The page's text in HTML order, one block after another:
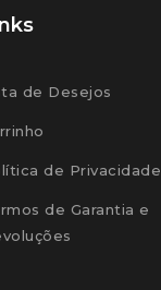
de Desejos
de Privacidade
de Garantia e